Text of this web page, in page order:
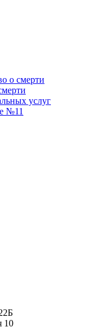
о смерти
услуг
№11
10